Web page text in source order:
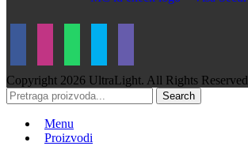
Copyright 2026 UltraLight. All Rights Reserved
Search
Menu
Proizvodi